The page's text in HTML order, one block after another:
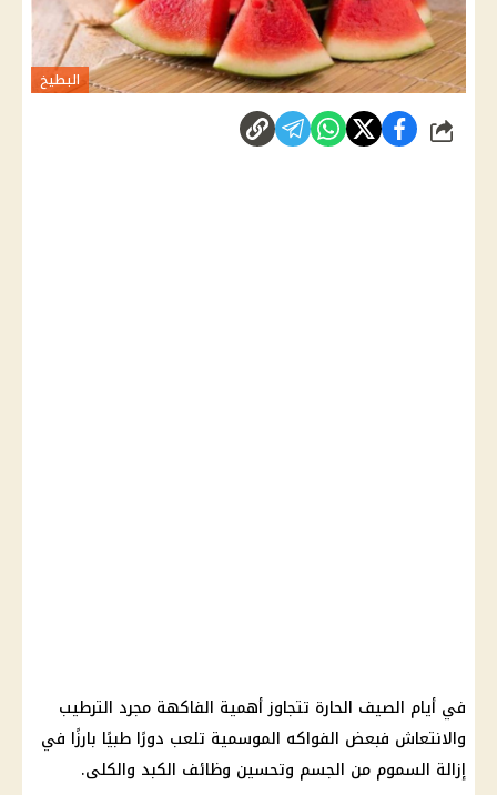
البطيخ
شارك
في أيام الصيف الحارة تتجاوز أهمية الفاكهة مجرد الترطيب
والانتعاش فبعض الفواكه الموسمية تلعب دورًا طبيًا بارزًا في
إزالة السموم من الجسم وتحسين وظائف الكبد والكلى.